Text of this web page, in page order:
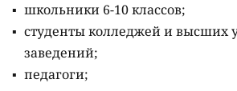
школьники 6-10 классов;
студенты колледжей и высших
заведений;
педагоги;